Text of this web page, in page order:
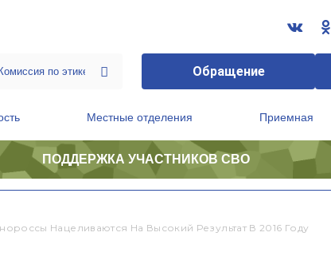
Обращение
Местные отделения Приемная
ПОДДЕРЖКА УЧАСТНИКОВ СВО
Нацеливаются На Высокий Результат В 2016 Году